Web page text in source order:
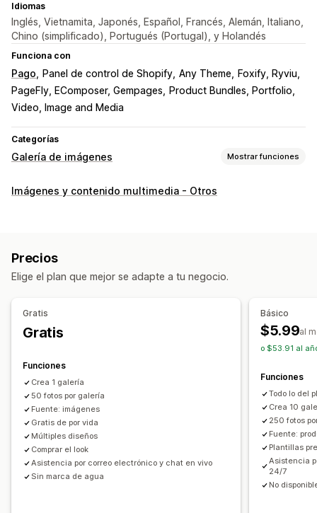
Idiomas
Inglés, Vietnamita, Japonés, Español, Francés, Alemán, Italiano,
Chino (simplificado), Portugués (Portugal), y Holandés
Funciona con
Pago Panel de control de Shopify Any Theme
Foxify, Ryviu
PageFly, EComposer, Gempages
Product Bundles, Portfolio
Video, Image and Media
Categorías
Galería de imágenes Mostrar funciones
Tipos de galerías
Personalización
Editor de arrastrar y soltar
Zoom en imágenes
Etiquetas comprables
Múltiples idiomas
Imágenes y contenido multimedia - Otros
Precios
Elige el plan que mejor se adapte a tu negocio.
Gratis
Gratis
Funciones
Crea 1 galería
50 fotos por galería
Fuente: imágenes
Gratis de por vida
Múltiples diseños
Comprar el look
Asistencia por correo electrónico y chat en vivo
Sin marca de agua
Básico
$5.99al
o $53.91 al
Funciones
Todo lo del
Crea 10
250 fotos
Fuente:
Plantillas
Asistencia
24/7
No